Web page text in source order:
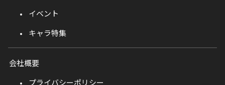
イベント
キャラ特集
会社概要
プライバシーポリシー